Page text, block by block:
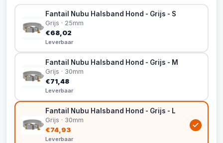
Fantail Nubu Halsband Hond - Grijs - S
Grijs · 25mm
€68,02
Leverbaar
Fantail Nubu Halsband Hond - Grijs - M
Grijs · 30mm
€71,48
Leverbaar
Fantail Nubu Halsband Hond - Grijs - L
Grijs · 30mm
€74,93
Leverbaar